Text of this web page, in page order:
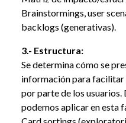
Brainstormings, user
backlogs (generativas).
3.- Estructura:
Se determina cómo se
información para facilitar
por parte de los usuarios.
podemos aplicar en esta